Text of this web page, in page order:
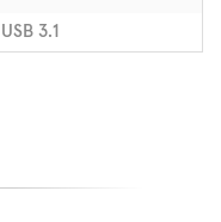
USB 3.1